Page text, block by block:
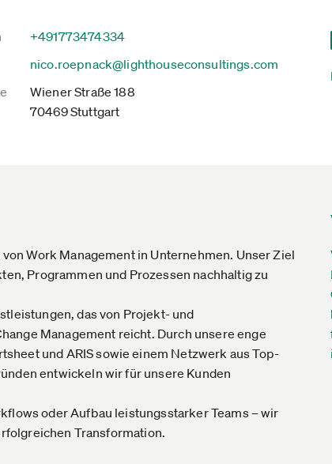
+491773474334
nico.roepnack@lighthouseconsultings.com
Wiener Straße 188
70469 Stuttgart
Work Management in Unternehmen. Unser Ziel
Programmen und Prozessen nachhaltig zu
das von Projekt- und
Management reicht. Durch unsere enge
und ARIS sowie einem Netzwerk aus Top-
entwickeln wir für unsere Kunden
oder Aufbau leistungsstarker Teams – wir
Transformation.